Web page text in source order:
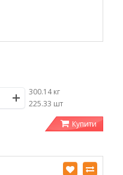
300.14 кг
/225.33 шт
Купити